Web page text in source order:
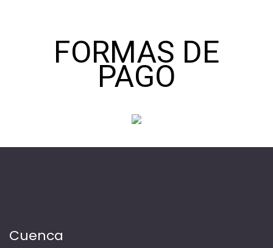
FORMAS DE
PAGO
Cuenca